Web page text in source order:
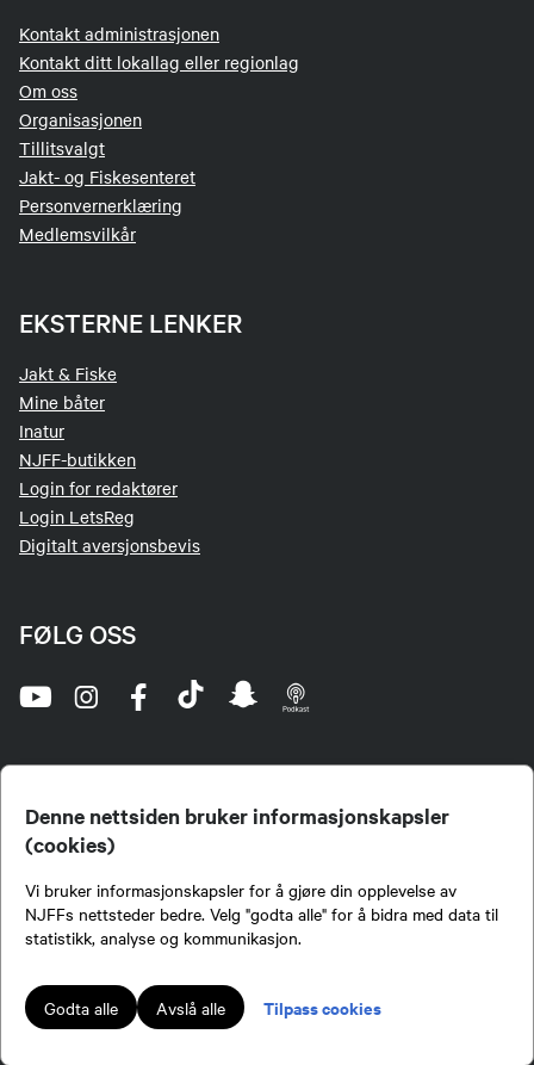
Denne nettsiden bruker informasjonskapsler
(cookies)
Vi bruker informasjonskapsler for å gjøre din opplevelse av
NJFFs nettsteder bedre. Velg "godta alle" for å bidra med data til
statistikk, analyse og kommunikasjon.
Godta alle Avslå alle Tilpass cookies
Kontakt administrasjonen
Kontakt ditt lokallag eller regionlag
Om oss
Organisasjonen
Tillitsvalgt
Jakt- og Fiskesenteret
Personvernerklæring
Medlemsvilkår
EKSTERNE LENKER
Jakt & Fiske
Mine båter
Inatur
NJFF-butikken
Login for redaktører
Login LetsReg
Digitalt aversjonsbevis
FØLG OSS
jegere og sportsfiskere og et av de viktigste miljøene for formidling av kunnskap om jakt og
fiske i Norge. Vi er en partipolitisk nøytral organisasjon, men har et sterkt jakt-, fiske-, og
naturpolitisk engasjement i mange saker.
Lokalforeninger tilsluttet Norges Jeger- og Fiskerforbund har ansvar for innhold de
publiserer på njff.no.